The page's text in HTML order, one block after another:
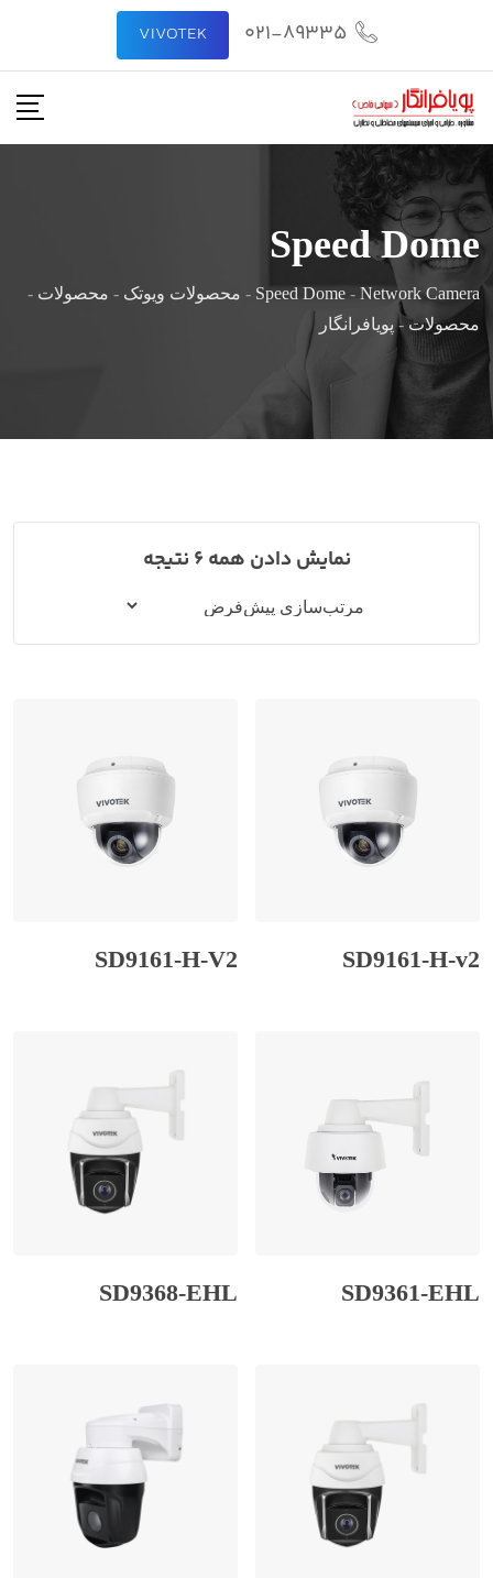
محتوا
021-89335
VIVOTEK
Speed Dome
Speed Dome - Network Camera
- محصولات ویوتک - محصولات -
محصولات - پویافرانگار
نمایش دادن همه 6 نتیجه
SD9161-H-v2
SD9161-H-V2
SD9361-EHL
SD9368-EHL